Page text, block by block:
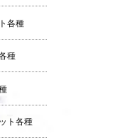
各種
種
ト各種